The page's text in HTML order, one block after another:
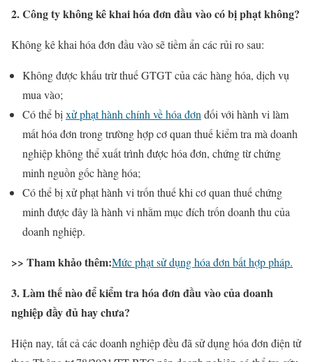
2. Công ty không kê khai hóa đơn đầu vào có bị phạt không?
Không kê khai hóa đơn đầu vào sẽ tiềm ẩn các rủi ro sau:
Không được khấu trừ thuế GTGT của các hàng hóa, dịch vụ
mua vào;
Có thể bị xử phạt hành chính về hóa đơn đối với hành vi làm
mất hóa đơn trong trường hợp cơ quan thuế kiểm tra mà doanh
nghiệp không thể xuất trình được hóa đơn, chứng từ chứng
minh nguồn gốc hàng hóa;
Có thể bị xử phạt hành vi trốn thuế khi cơ quan thuế chứng
minh được đây là hành vi nhằm mục đích trốn doanh thu của
doanh nghiệp.
>> Tham khảo thêm:Mức phạt sử dụng hóa đơn bất hợp pháp.
3. Làm thế nào để kiểm tra hóa đơn đầu vào của doanh
nghiệp đầy đủ hay chưa?
Hiện nay, tất cả các doanh nghiệp đều đã sử dụng hóa đơn điện tử